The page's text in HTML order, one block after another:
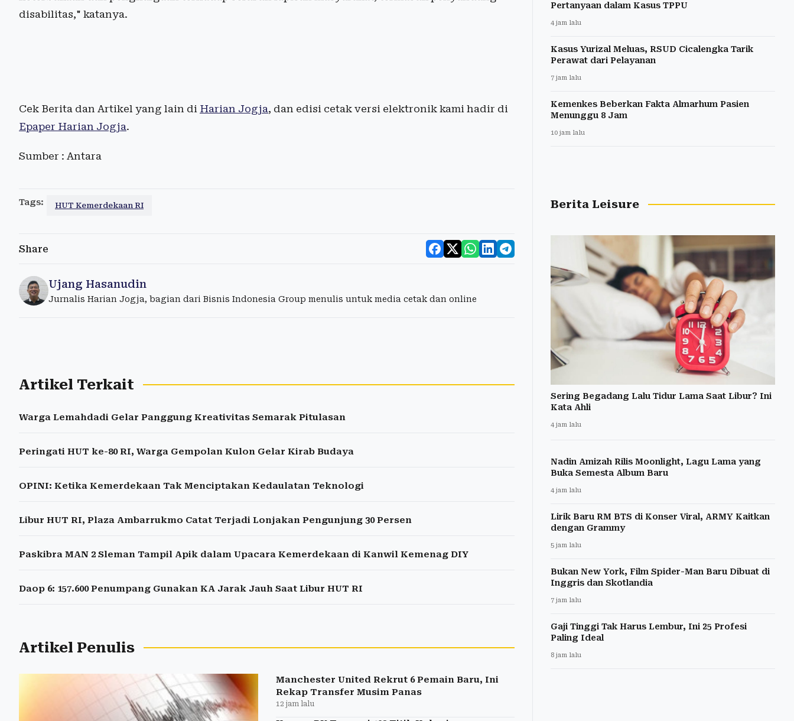
disabilitas," katanya.
Cek Berita dan Artikel yang lain di Harian Jogja, dan edisi cetak versi elektronik kami hadir di
Epaper Harian Jogja.
Sumber : Antara
Tags: HUT Kemerdekaan RI
Share
Ujang Hasanudin
Jurnalis Harian Jogja, bagian dari Bisnis Indonesia Group menulis untuk media cetak dan online
Artikel Terkait
Warga Lemahdadi Gelar Panggung Kreativitas Semarak Pitulasan
Peringati HUT ke-80 RI, Warga Gempolan Kulon Gelar Kirab Budaya
OPINI: Ketika Kemerdekaan Tak Menciptakan Kedaulatan Teknologi
Libur HUT RI, Plaza Ambarrukmo Catat Terjadi Lonjakan Pengunjung 30 Persen
Paskibra MAN 2 Sleman Tampil Apik dalam Upacara Kemerdekaan di Kanwil Kemenag DIY
Daop 6: 157.600 Penumpang Gunakan KA Jarak Jauh Saat Libur HUT RI
Artikel Penulis
Manchester United Rekrut 6 Pemain Baru, Ini
Rekap Transfer Musim Panas
12 jam lalu
Pertanyaan dalam Kasus TPPU
4 jam lalu
Kasus Yurizal Meluas, RSUD Cicalengka Tarik
Perawat dari Pelayanan
7 jam lalu
Kemenkes Beberkan Fakta Almarhum Pasien
Menunggu 8 Jam
10 jam lalu
Berita Leisure
Sering Begadang Lalu Tidur Lama Saat Libur? Ini
Kata Ahli
4 jam lalu
Nadin Amizah Rilis Moonlight, Lagu Lama yang
Buka Semesta Album Baru
4 jam lalu
Lirik Baru RM BTS di Konser Viral, ARMY Kaitkan
dengan Grammy
5 jam lalu
Bukan New York, Film Spider-Man Baru Dibuat di
Inggris dan Skotlandia
7 jam lalu
Gaji Tinggi Tak Harus Lembur, Ini 25 Profesi
Paling Ideal
8 jam lalu